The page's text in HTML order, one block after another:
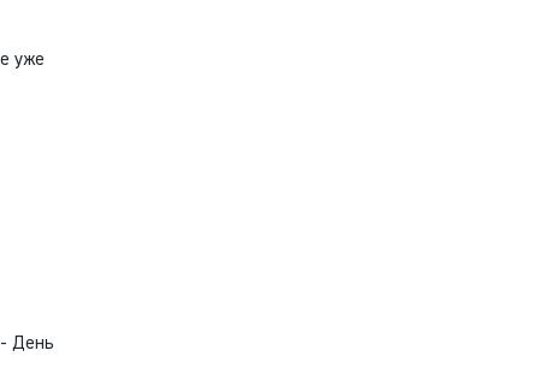
уже
- День